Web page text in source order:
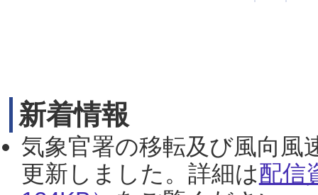
新着情報
気象官署の移転及び風向風
更新しました。詳細は配信